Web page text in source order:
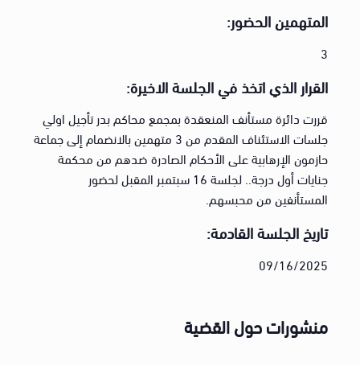
المتهمين الحضور:
3
القرار الذي اتخذ في الجلسة الاخيرة:
قررت دائرة مستأنف المنعقدة بمجمع محاكم بدر تأجيل اولي
جلسات الاستئناف المقدم من 3 متهمين بالانضمام إلى جماعة
حازمون الإرهابية على الأحكام الصادرة ضدهم من محكمة
جنايات أول درجة.. لجلسة 16 سبتمبر المقبل لحضور
المستأنفين من محبسهم.
تاريخ الجلسة القادمة:
09/16/2025
منشورات حول القضية